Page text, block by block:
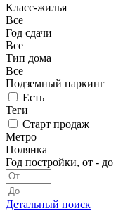
Класс-жилья
Все
Год сдачи
Все
Тип дома
Все
Подземный паркинг
Есть
Теги
Старт продаж
Метро
Полянка
Год постройки, от - до
Детальный поиск